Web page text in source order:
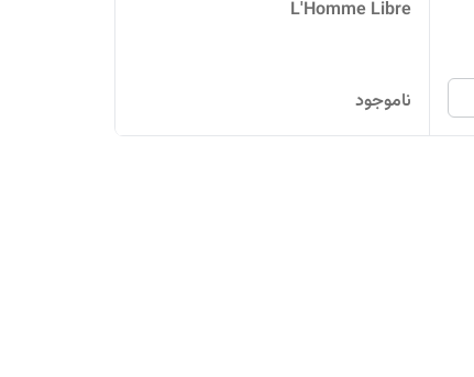
L'Homme Libre
ناموجود